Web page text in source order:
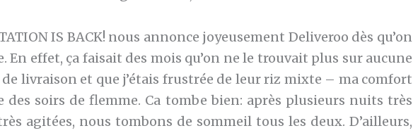
IS BACK! nous annonce joyeusement Deliveroo dès qu’on
En effet, ça faisait des mois qu’on ne le trouvait plus sur aucune
livraison et que j’étais frustrée de leur riz mixte – ma comfort
des soirs de flemme. Ca tombe bien: après plusieurs nuits très
agitées, nous tombons de sommeil tous les deux. D’ailleurs,